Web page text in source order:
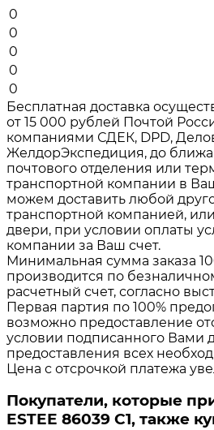
0
0
0
0
0
Бесплатная доставка
от 15 000 рублей Почтой
компаниями СДЕК, DPD,
ЖелдорЭкспедиция, до
почтового отделения или
транспортной компании в
можем доставить любой
транспортной компанией,
двери, при условии оплаты
компании за Ваш счет.
Минимальная сумма заказа
производится по
расчетный счет, согласно
Первая партия по 100%
возможно предоставление
условии подписанного Вами
предоставления всех
Цена с отсрочкой платежа
Покупатели, которые
ESTEE 86039 C1, также